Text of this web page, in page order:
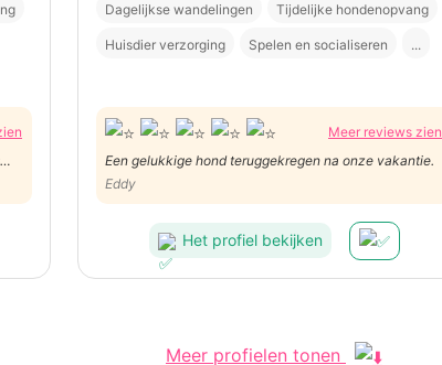
Dagelijkse wandelingen Tijdelijke hondenopvang
Huisdier verzorging Spelen en socialiseren ...
Meer reviews zien
Een gelukkige hond teruggekregen na onze vakantie.
Eddy
Het profiel bekijken
Meer profielen tonen